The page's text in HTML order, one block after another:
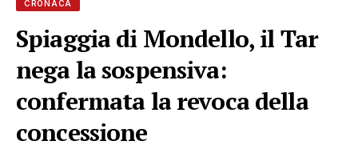
CRONACA
Spiaggia di Mondello, il Tar
nega la sospensiva:
confermata la revoca della
concessione